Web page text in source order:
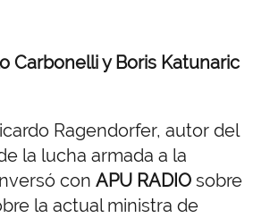
Carbonelli y Boris Katunaric
Ragendorfer, autor del
la lucha armada a la
con APU RADIO sobre
la actual ministra de